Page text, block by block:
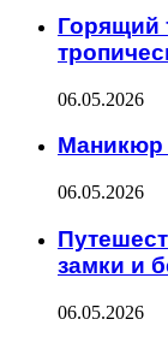
Горящий
06.05.2026
Маникюр
06.05.2026
замки и
06.05.2026